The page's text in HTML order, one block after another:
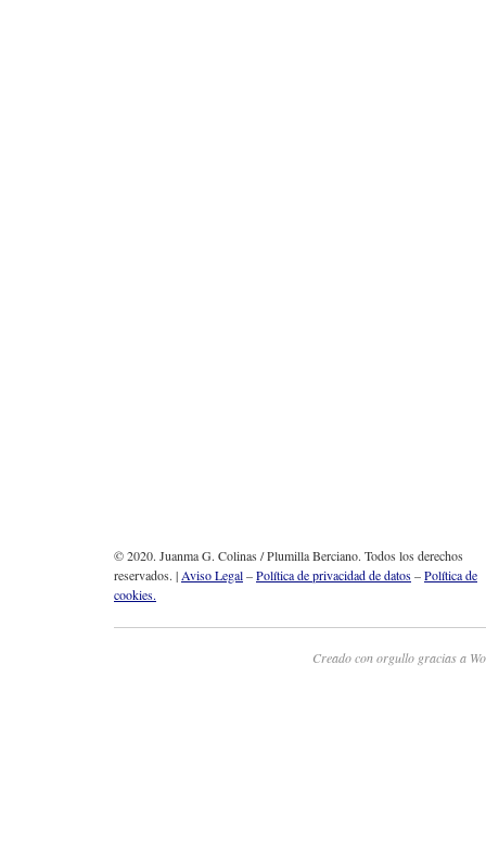
© 2020. Juanma G. Colinas / Plumilla Berciano. Todos los derechos
reservados. |Aviso Legal–Política de privacidad de datos–Política de
cookies.
Creado con orgullo gracias a